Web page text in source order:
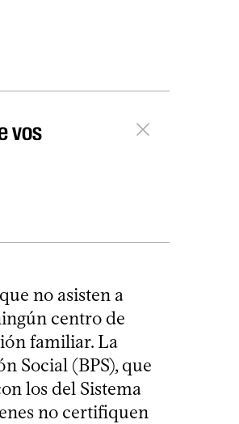
vos
no asisten a
centro de
familiar. La
Social (BPS), que
los del Sistema
no certifiquen